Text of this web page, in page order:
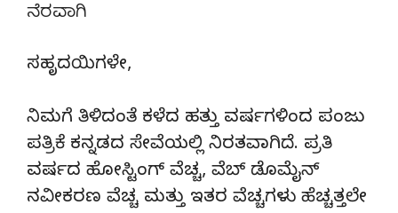
ನೆರವಾಗಿ
ಸಹೃದಯಿಗಳೇ,
ನಿಮಗೆ ತಿಳಿದಂತೆ ಕಳೆದ ಹತ್ತು ವರ್ಷಗಳಿಂದ ಪಂಜು
ಪತ್ರಿಕೆ ಕನ್ನಡದ ಸೇವೆಯಲ್ಲಿ ನಿರತವಾಗಿದೆ. ಪ್ರತಿ
ವರ್ಷದ ಹೋಸ್ಟಿಂಗ್‌ ವೆಚ್ಚ, ವೆಬ್‌ ಡೊಮೈನ್‌
ನವೀಕರಣ ವೆಚ್ಚ ಮತ್ತು ಇತರ ವೆಚ್ಚಗಳು ಹೆಚ್ಚತ್ತಲೇ